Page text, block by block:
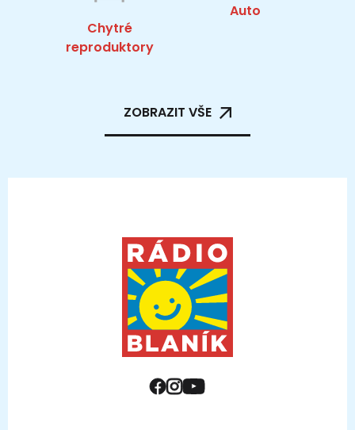
Chytré
reproduktory
Auto
ZOBRAZIT VŠE